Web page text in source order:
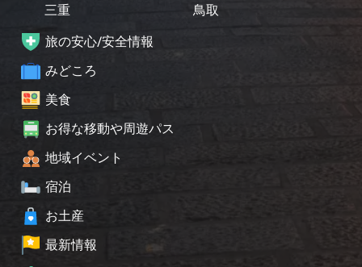
三重
鳥取
旅の安心/安全情報
みどころ
美食
お得な移動や周遊パス
地域イベント
宿泊
お土産
最新情報